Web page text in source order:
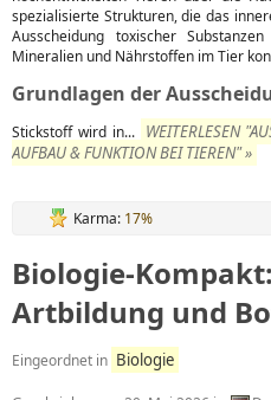
spezialisierte Strukturen, die das
Ausscheidung toxischer
Mineralien und Nährstoffen im Tier
Grundlagen der
Stickstoff wird in... WEITERLESEN
AUFBAU & FUNKTION BEI TIEREN" »
Karma: 17%
Biologie-
Artbildung und
Eingeordnet in Biologie